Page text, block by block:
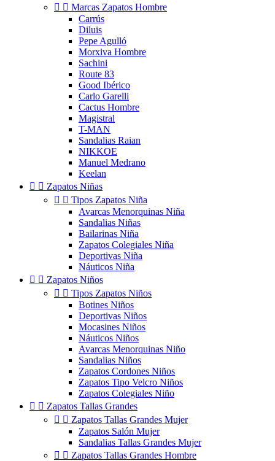
  Marcas Zapatos Hombre
Carrús
Diluis
Pepe Agulló
Morxiva Hombre
Sachini
Route 83
Good Ibérico
Carlo Garelli
Cactus Hombre
Magistral
T-MAN
Sandalias Raian
NIKKOE
Manuel Medrano
Keelan
  Zapatos Niñas
  Tipos Zapatos Niña
Avarcas Menorquinas Niña
Sandalias Niñas
Bailarinas Niña
Zapatos Colegiales Niña
Deportivas Niña
Náuticos Niña
  Zapatos Niños
  Tipos Zapatos Niños
Botines Niños
Deportivas Niños
Mocasines Niños
Náuticos Niños
Avarcas Menorquinas Niño
Sandalias Niños
Zapatos Cordones Niños
Zapatos Tipo Velcro Niños
Zapatos Colegiales Niño
  Zapatos Tallas Grandes
  Zapatos Tallas Grandes Mujer
Zapatos Salón Mujer
Sandalias Tallas Grandes Mujer
  Zapatos Tallas Grandes Hombre